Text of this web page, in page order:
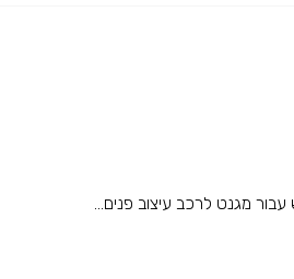
מגנט לרכב עיצוב פנים...